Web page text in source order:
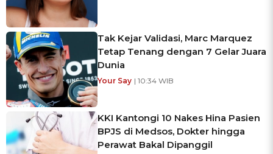
Tak Kejar Validasi, Marc Marquez
Tetap Tenang dengan 7 Gelar Juara
Dunia
Your Say | 10:34 WIB
KKI Kantongi 10 Nakes Hina Pasien
BPJS di Medsos, Dokter hingga
Perawat Bakal Dipanggil